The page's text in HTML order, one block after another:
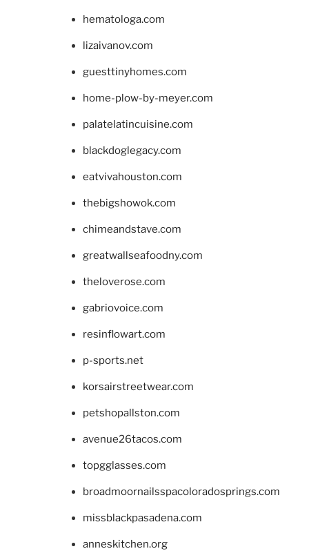
hematologa.com
lizaivanov.com
guesttinyhomes.com
home-plow-by-meyer.com
palatelatincuisine.com
blackdoglegacy.com
eatvivahouston.com
thebigshowok.com
chimeandstave.com
greatwallseafoodny.com
theloverose.com
gabriovoice.com
resinflowart.com
p-sports.net
korsairstreetwear.com
petshopallston.com
avenue26tacos.com
topgglasses.com
broadmoornailsspacoloradosprings.com
missblackpasadena.com
anneskitchen.org